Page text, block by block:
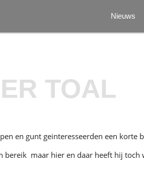
Nieuws
TOAL
en gunt geinteresseerden een korte
bereik maar hier en daar heeft hij toch